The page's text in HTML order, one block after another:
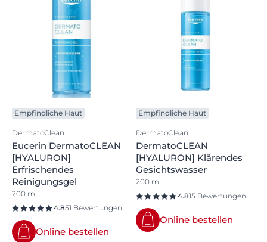
Empfindliche Haut
DermatoClean
Eucerin DermatoCLEAN
[HYALURON]
Erfrischendes
Reinigungsgel
200 ml
4.851 Bewertungen
Online bestellen
Empfindliche Haut
DermatoClean
DermatoCLEAN
[HYALURON] Klärendes
Gesichtswasser
200 ml
4.815 Bewertungen
Online bestellen